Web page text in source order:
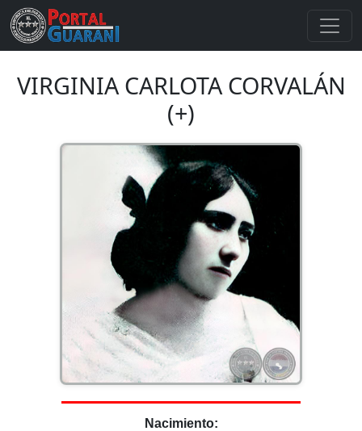
VIRGINIA CARLOTA CORVALÁN
(+)
Nacimiento: